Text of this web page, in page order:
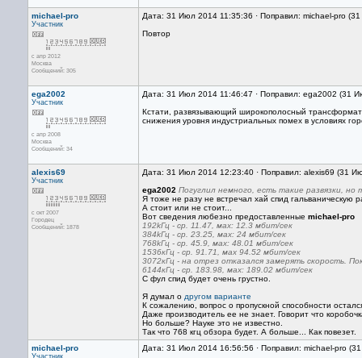
michael-pro
Участник
с апр 2012
Москва
Сообщений: 305
Дата: 31 Июл 2014 11:35:36 · Поправил: michael-pro
Повтор
ega2002
Участник
с апр 2008
Москва
Сообщений: 34
Дата: 31 Июл 2014 11:46:47 · Поправил: ega2002 (31
Кстати, развязывающий широкополосный
снижения уровня индустриальных помех в условиях
alexis69
Участник
с окт 2007
Городец
Сообщений: 1878
Дата: 31 Июл 2014 12:23:40 · Поправил: alexis69 (31
ega2002 Погуглил немного, есть такие развязки, но
Я тоже не разу не встречал хай спид гальваническую
А стоит или не стоит...
Вот сведения любезно предоставленные michael-pro
192kГц - ср. 11.47, мах: 12.3 мбит/сек
384kГц - ср. 23.25, мах: 24 мбит/сек
768kГц - ср. 45.9, мах: 48.01 мбит/сек
1536кГц - ср. 91.71, мах 94.52 мбит/сек
3072кГц - на отрез отказался замерять скорость.
6144кГц - ср. 183.98, мах: 189.02 мбит/сек
С фул спид будет очень грустно.
Я думал о другом варианте
К сожалению, вопрос о пропускной способности
Даже производитель ее не знает. Говорит что
Но больше? Науке это не известно.
Так что 768 кгц обзора будет. А больше... Как повезет.
michael-pro
Участник
Дата: 31 Июл 2014 16:56:56 · Поправил: michael-pro